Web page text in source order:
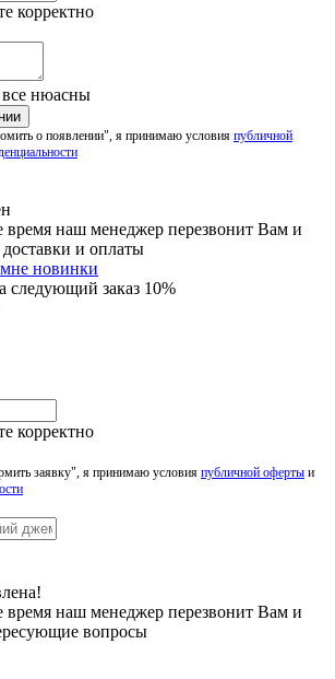
корректно
нюасны
о появлении", я принимаю условия публичной
наш менеджер перезвонит Вам и
и оплаты
новинки
следующий заказ 10%
корректно
заявку", я принимаю условия публичной оферты и
наш менеджер перезвонит Вам и
вопросы